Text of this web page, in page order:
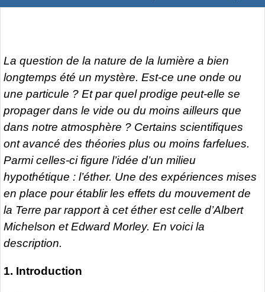
La question de la nature de la lumière a bien
longtemps été un mystère. Est-ce une onde ou
une particule ? Et par quel prodige peut-elle se
propager dans le vide ou du moins ailleurs que
dans notre atmosphère ? Certains scientifiques
ont avancé des théories plus ou moins farfelues.
Parmi celles-ci figure l’idée d’un milieu
hypothétique : l’éther. Une des expériences mises
en place pour établir les effets du mouvement de
la Terre par rapport à cet éther est celle d’Albert
Michelson et Edward Morley. En voici la
description.
1. Introduction